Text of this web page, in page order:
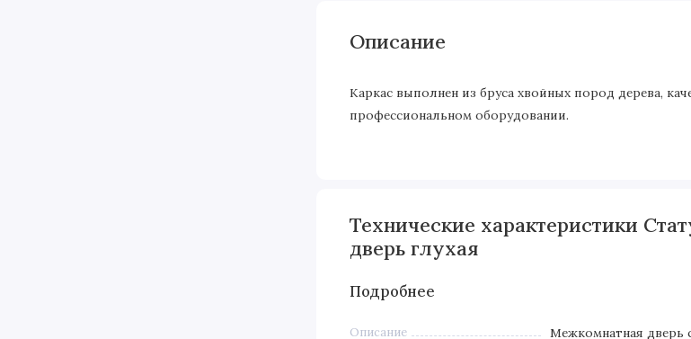
Описание
Каркас выполнен из бруса хвойных пород дерева,
профессиональном оборудовании.
Технические характеристики
дверь глухая
Подробнее
Описание
Межкомнатная дверь